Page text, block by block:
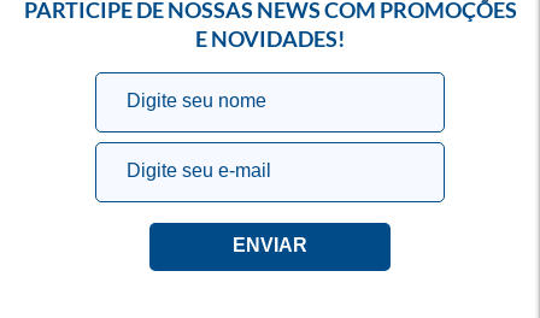
PARTICIPE DE NOSSAS NEWS COM PROMOÇÕES
E NOVIDADES!